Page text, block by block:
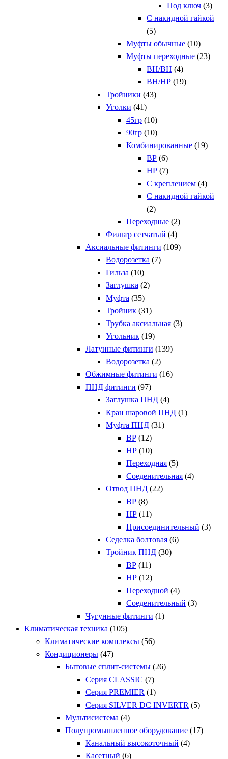
Под ключ (3)
С накидной гайкой
(5)
Муфты обычные (10)
Муфты переходные (23)
ВН/ВН (4)
ВН/НР (19)
Тройники (43)
Уголки (41)
45гр (10)
90гр (10)
Комбинированные (19)
ВР (6)
НР (7)
С креплением (4)
С накидной гайкой
(2)
Переходные (2)
Фильтр сетчатый (4)
Аксиальные фитинги (109)
Водорозетка (7)
Гильза (10)
Заглушка (2)
Муфта (35)
Тройник (31)
Трубка аксиальная (3)
Угольник (19)
Латунные фитинги (139)
Водорозетка (2)
Обжимные фитинги (16)
ПНД фитинги (97)
Заглушка ПНД (4)
Кран шаровой ПНД (1)
Муфта ПНД (31)
ВР (12)
НР (10)
Переходная (5)
Соеденительная (4)
Отвод ПНД (22)
ВР (8)
НР (11)
Присоединительный (3)
Седелка болтовая (6)
Тройник ПНД (30)
ВР (11)
НР (12)
Переходной (4)
Соеденительный (3)
Чугунные фитинги (1)
Климатическая техника (105)
Климатические комплексы (56)
Кондиционеры (47)
Бытовые сплит-системы (26)
Серия CLASSIC (7)
Серия PREMIER (1)
Серия SILVER DC INVERTR (5)
Мультисистема (4)
Полупромышленное оборудование (17)
Канальный высокоточный (4)
Касетный (6)